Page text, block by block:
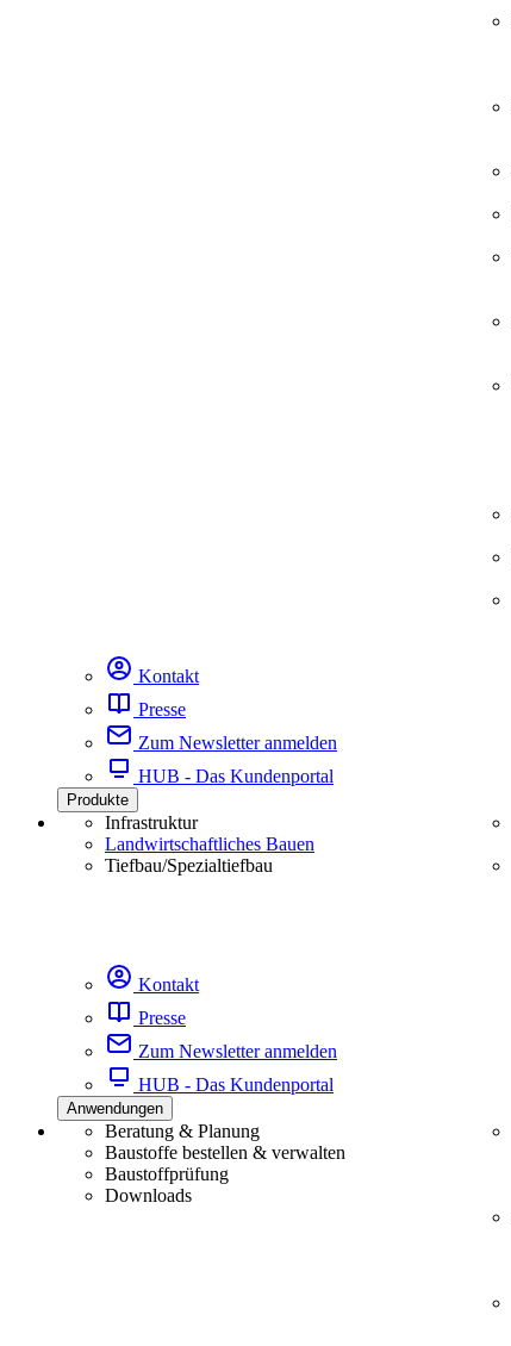
Kontakt
Presse
Zum Newsletter anmelden
HUB - Das Kundenportal
Produkte
Infrastruktur
Landwirtschaftliches Bauen
Tiefbau/Spezialtiefbau
Kontakt
Presse
Zum Newsletter anmelden
HUB - Das Kundenportal
Anwendungen
Beratung & Planung
Baustoffe bestellen & verwalten
Baustoffprüfung
Downloads